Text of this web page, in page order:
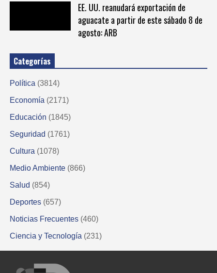
EE. UU. reanudará exportación de
aguacate a partir de este sábado 8 de
agosto: ARB
Categorías
Política (3814)
Economía (2171)
Educación (1845)
Seguridad (1761)
Cultura (1078)
Medio Ambiente (866)
Salud (854)
Deportes (657)
Noticias Frecuentes (460)
Ciencia y Tecnología (231)